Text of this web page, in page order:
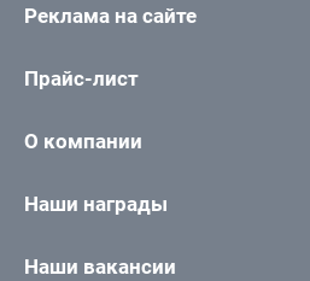
Реклама на сайте
Прайс-лист
О компании
Наши награды
Наши вакансии